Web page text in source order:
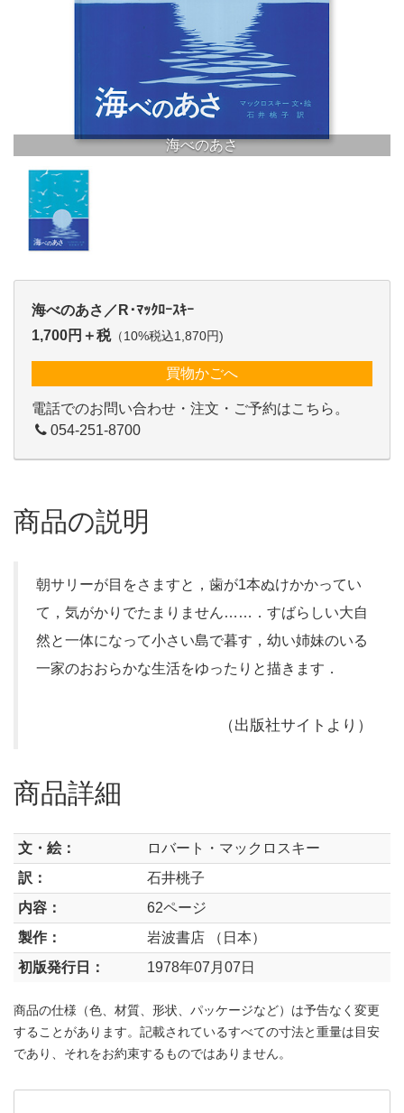
海べのあさ
海べのあさ／R･ﾏｯｸﾛｰｽｷｰ
1,700円＋税（10%税込1,870円)
買物かごへ
電話でのお問い合わせ・注文・ご予約はこちら。
054-251-8700
商品の説明
朝サリーが目をさますと，歯が1本ぬけかかってい
て，気がかりでたまりません……．すばらしい大自
然と一体になって小さい島で暮す，幼い姉妹のいる
一家のおおらかな生活をゆったりと描きます．
（出版社サイトより）
商品詳細
文・絵：
ロバート・マックロスキー
訳：
石井桃子
内容：
62ページ
製作：
岩波書店 （日本）
初版発行日：
1978年07月07日
商品の仕様（色、材質、形状、パッケージなど）は予告なく変更
することがあります。記載されているすべての寸法と重量は目安
であり、それをお約束するものではありません。